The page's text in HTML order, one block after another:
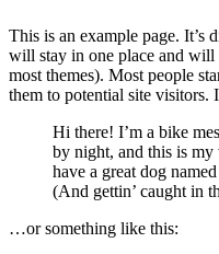
This is an example page. It’s
will stay in one place and
most themes). Most people
them to potential site visitors.
Hi there! I’m a bike
by night, and this is
have a great dog
(And gettin’ caught in
…or something like this: